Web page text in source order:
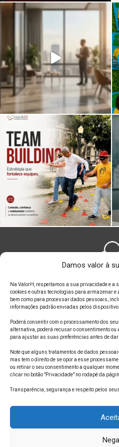
Damos valor à
Na ValorH, respeitamos a sua privacidade e
cookies e outras tecnologias para armazenar e
bem como para processar dados pessoais,
informações padrão enviadas pelos
Poderá consentir com o processamento dos
alternativa, poderá recusar o consentimento
para ajustar as suas preferências antes de dar
Note que alguns tratamentos de dados
mas tem o direito de se opor a esse
ou retirar o seu consentimento a qualquer
clicar no botão "Privacidade" no rodapé da
Transparência, segurança e respeito pelos
ONDE
SIGA A